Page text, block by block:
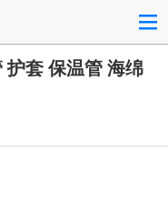
护套 保温管 海绵